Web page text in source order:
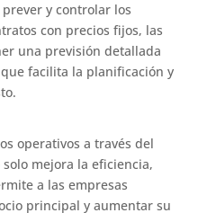
y controlar los
con precios fijos, las
una previsión detallada
facilita la planificación y
operativos a través del
mejora la eficiencia,
a las empresas
principal y aumentar su